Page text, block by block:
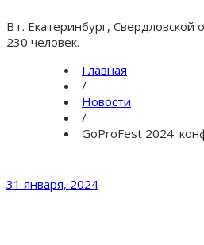
В г. Екатеринбург,
230 человек.
Главная
/
Новости
/
GoProFest 2024:
31 января, 2024